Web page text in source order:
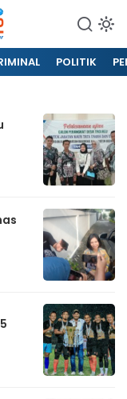
POLITIK